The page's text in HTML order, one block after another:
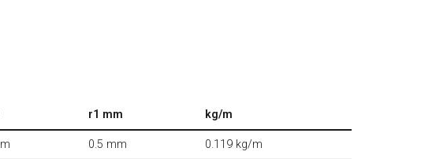
r1 mm kg/m
0.5 mm 0.119 kg/m